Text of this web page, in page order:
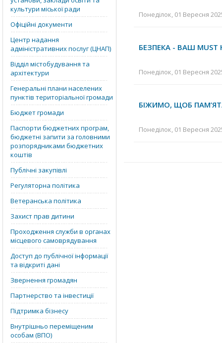
культури міської ради
Офіційні документи
Центр надання
адміністративних послуг (ЦНАП)
Відділ містобудування та
архітектури
Генеральні плани населених
пунктів територіальної громади
Бюджет громади
Паспорти бюджетних програм,
бюджетні запити за головними
розпорядниками бюджетних
коштів
Публічні закупівлі
Регуляторна політика
Ветеранська політика
Захист прав дитини
Проходження служби в органах
місцевого самоврядування
Доступ до публічної інформації
та відкриті дані
Звернення громадян
Партнерство та інвестиції
Підтримка бізнесу
Внутрішньо переміщеним
особам (ВПО)
Понеділок, 01 Вересня
БЕЗПЕКА - ВАШ MUST
Понеділок, 01 Вересня
БІЖИМО, ЩОБ
Понеділок, 01 Вересня